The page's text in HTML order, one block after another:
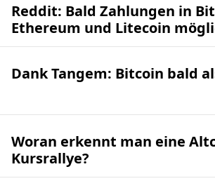
Reddit: Bald Zahlungen in
Ethereum und Litecoin
Dank Tangem: Bitcoin bald
Woran erkennt man eine
Kursrallye?